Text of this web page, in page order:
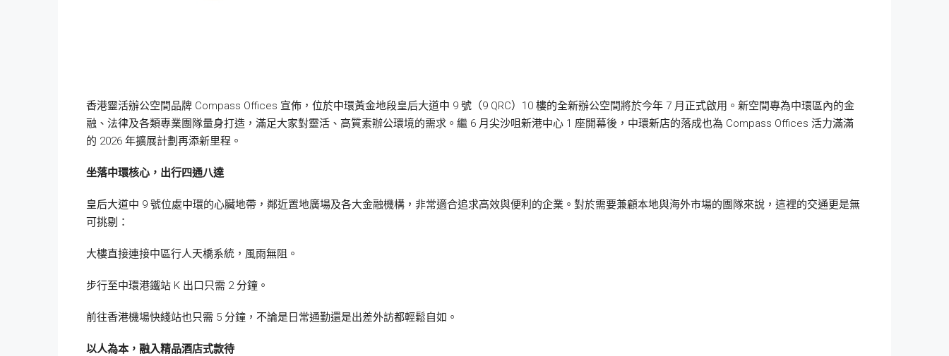
香港靈活辦公空間品牌 Compass Offices 宣佈，位於中環黃金地段皇后大道中 9 號（9 QRC）10 樓的全新辦公空間將於今年 7 月正式啟用。新空間專為中環區內的金
融、法律及各類專業團隊量身打造，滿足大家對靈活、高質素辦公環境的需求。繼 6 月尖沙咀新港中心 1 座開幕後，中環新店的落成也為 Compass Offices 活力滿滿
的 2026 年擴展計劃再添新里程。
坐落中環核心，出行四通八達
皇后大道中 9 號位處中環的心臟地帶，鄰近置地廣場及各大金融機構，非常適合追求高效與便利的企業。對於需要兼顧本地與海外市場的團隊來說，這裡的交通更是無
可挑剔：
大樓直接連接中區行人天橋系統，風雨無阻。
步行至中環港鐵站 K 出口只需 2 分鐘。
前往香港機場快綫站也只需 5 分鐘，不論是日常通勤還是出差外訪都輕鬆自如。
以人為本，融入精品酒店式款待